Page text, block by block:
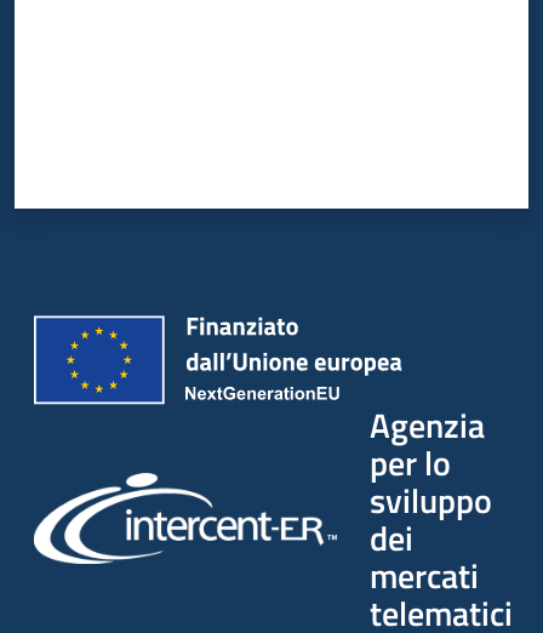
Agenzia
per lo
sviluppo
dei
mercati
telematici